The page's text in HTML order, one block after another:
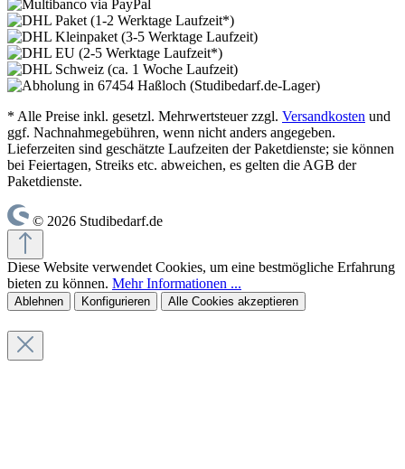
* Alle Preise inkl. gesetzl. Mehrwertsteuer zzgl. Versandkosten und
ggf. Nachnahmegebühren, wenn nicht anders angegeben.
Lieferzeiten sind geschätzte Laufzeiten der Paketdienste; sie können
bei Feiertagen, Streiks etc. abweichen, es gelten die AGB der
Paketdienste.
© 2026 Studibedarf.de
Diese Website verwendet Cookies, um eine bestmögliche Erfahrung
bieten zu können. Mehr Informationen ...
Ablehnen Konfigurieren Alle Cookies akzeptieren